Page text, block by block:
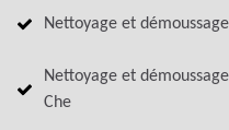
Nettoyage et
Nettoyage et
Che